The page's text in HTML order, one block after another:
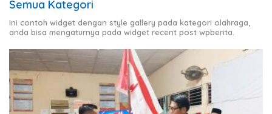
Semua Kategori
Ini contoh widget dengan style gallery pada kategori olahraga,
anda bisa mengaturnya pada widget recent post wpberita.